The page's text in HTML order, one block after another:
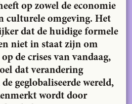
op zowel de economie
culturele omgeving. Het
dat de huidige formele
niet in staat zijn om
de crises van vandaag,
dat verandering
geglobaliseerde wereld,
wordt door